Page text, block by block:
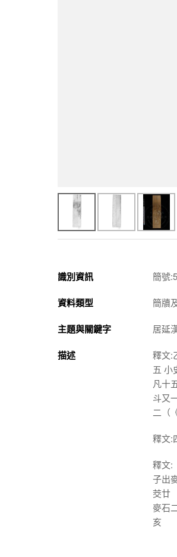
識別資訊 簡號
資料類型 簡牘
主題與關鍵字 居延
描述
釋文:
五 小
凡十
斗又
二（
釋文:
釋
子
茭
麥
亥
甲